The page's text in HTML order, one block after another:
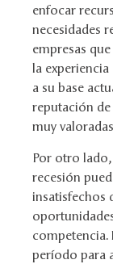
enfocar
necesidades
empresas
la
a su base
reputación
muy
Por otro
recesión
insatisfechos
competencia.
período para